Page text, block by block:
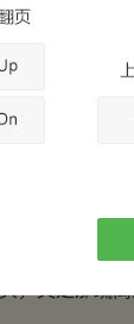
下去。
”杨锦心稳
看着她一身
容颜，搔得他
了石凳上
又是那疏离